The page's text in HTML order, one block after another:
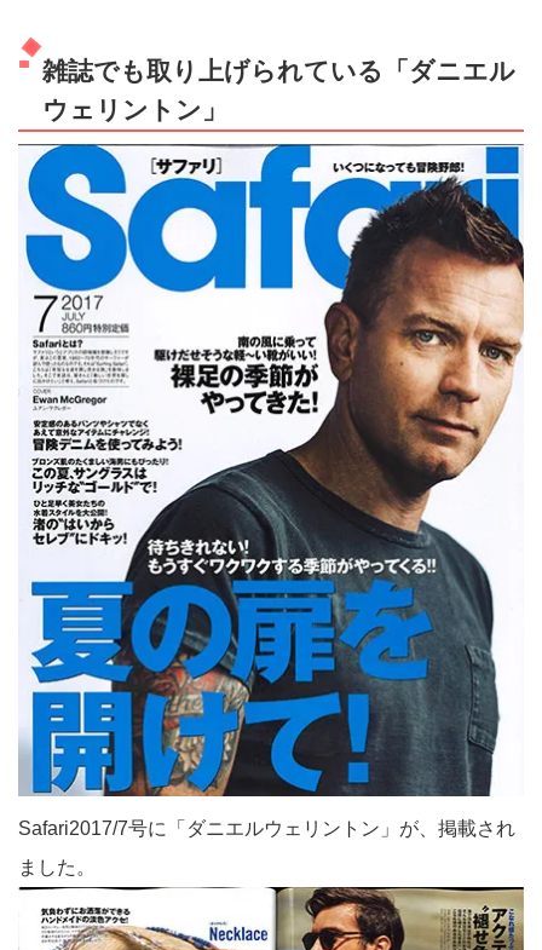
雑誌でも取り上げられている「ダニエル
ウェリントン」
Safari2017/7号に「ダニエルウェリントン」が、掲載され
ました。